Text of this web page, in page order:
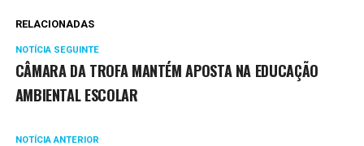
RELACIONADAS
NOTÍCIA SEGUINTE
CÂMARA DA TROFA MANTÉM APOSTA NA EDUCAÇÃO
AMBIENTAL ESCOLAR
NOTÍCIA ANTERIOR